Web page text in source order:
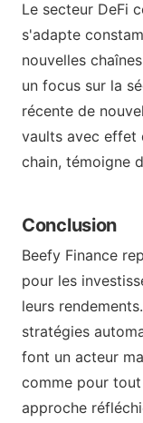
Le secteur DeFi
s'adapte
nouvelles
un focus sur la
récente de
vaults avec effet
chain, témoigne
Conclusion
Beefy Finance
pour les
leurs
stratégies
font un acteur
comme pour tout
approche